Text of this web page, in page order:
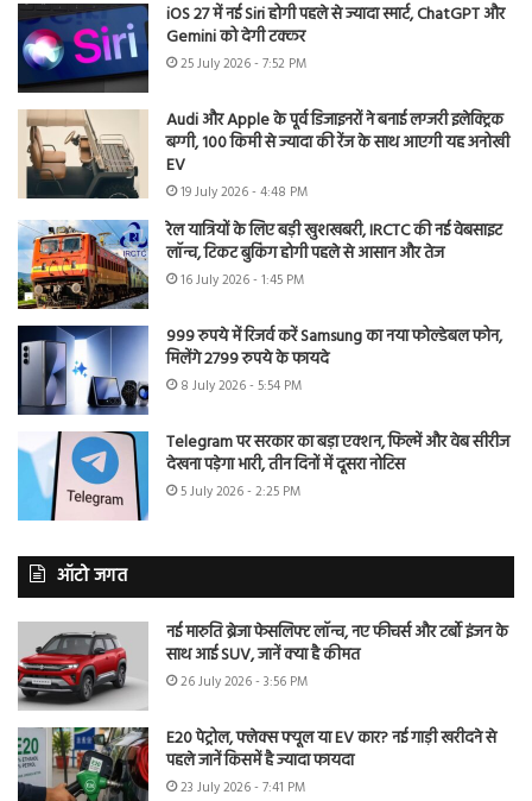
iOS 27 में नई Siri होगी पहले से ज्यादा स्मार्ट, ChatGPT और
Gemini को देगी टक्कर
25 July 2026 - 7:52 PM
Audi और Apple के पूर्व डिजाइनरों ने बनाई लग्जरी इलेक्ट्रिक
बग्गी, 100 किमी से ज्यादा की रेंज के साथ आएगी यह अनोखी
EV
19 July 2026 - 4:48 PM
रेल यात्रियों के लिए बड़ी खुशखबरी, IRCTC की नई वेबसाइट
लॉन्च, टिकट बुकिंग होगी पहले से आसान और तेज
16 July 2026 - 1:45 PM
999 रुपये में रिजर्व करें Samsung का नया फोल्डेबल फोन,
मिलेंगे 2799 रुपये के फायदे
8 July 2026 - 5:54 PM
Telegram पर सरकार का बड़ा एक्शन, फिल्में और वेब सीरीज
देखना पड़ेगा भारी, तीन दिनों में दूसरा नोटिस
5 July 2026 - 2:25 PM
ऑटो जगत
नई मारुति ब्रेजा फेसलिफ्ट लॉन्च, नए फीचर्स और टर्बो इंजन के
साथ आई SUV, जानें क्या है कीमत
26 July 2026 - 3:56 PM
E20 पेट्रोल, फ्लेक्स फ्यूल या EV कार? नई गाड़ी खरीदने से
पहले जानें किसमें है ज्यादा फायदा
23 July 2026 - 7:41 PM